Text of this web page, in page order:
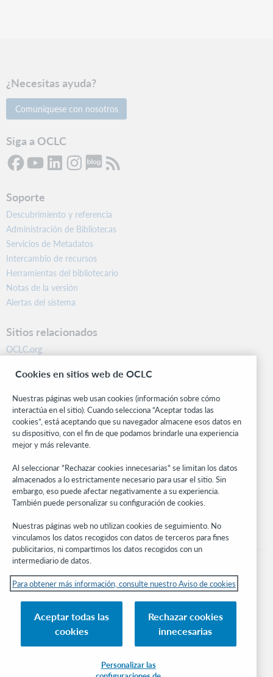
¿Necesitas ayuda?
Comuníquese con nosotros
Siga a OCLC
Soporte
Descubrimiento y referencia
Administración de Bibliotecas
Servicios de Metadatos
Intercambio de recursos
Herramientas del bibliotecario
Notas de la versión
Alertas del sistema
Sitios relacionados
OCLC.org
Centro comunitario
Investigación
WebJunction
Red de desarrolladores
Manténgase al día
Obtenga las últimas novedades de los productos, estudios de
investigación, eventos y mucho más – directo a su bandeja de
entrada.
Suscríbase ahora
© 2026 OCLC
Marcas comerciales y/o marcas de servicios nacionales e internacionales de
OCLC, Inc. y de sus miembros.
Aviso de cookies Administrar mis cookies Política de privacidad
Certificado ISO 27001
Cookies en sitios web de OCLC
Nuestras páginas web usan cookies (información sobre cómo
interactúa en el sitio). Cuando selecciona “Aceptar todas las
cookies”, está aceptando que su navegador almacene esos datos en
su dispositivo, con el fin de que podamos brindarle una experiencia
mejor y más relevante.
Al seleccionar "Rechazar cookies innecesarias" se limitan los datos
almacenados a lo estrictamente necesario para usar el sitio. Sin
embargo, eso puede afectar negativamente a su experiencia.
También puede personalizar su configuración de cookies.
Nuestras páginas web no utilizan cookies de seguimiento. No
vinculamos los datos recogidos con datos de terceros para fines
publicitarios, ni compartimos los datos recogidos con un
intermediario de datos.
Para obtener más información, consulte nuestro Aviso de cookies
Aceptar todas las
cookies
Rechazar cookies
innecesarias
Personalizar las